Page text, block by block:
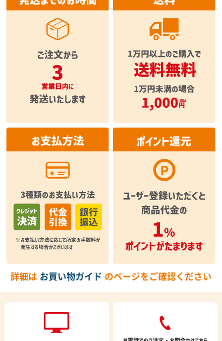
詳細は お買い物ガイド のページをご確認ください